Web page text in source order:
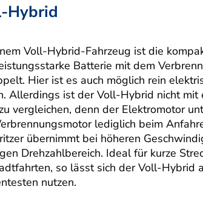
Hybrid
Voll-Hybrid-Fahrzeug ist die
Batterie mit dem
Hier ist es auch möglich rein
Allerdings ist der Voll-Hybrid nicht mit
vergleichen, denn der Elektromotor
lediglich beim
übernimmt bei höheren
Drehzahlbereich. Ideal für kurze
so lässt sich der Voll-Hybrid
nutzen.